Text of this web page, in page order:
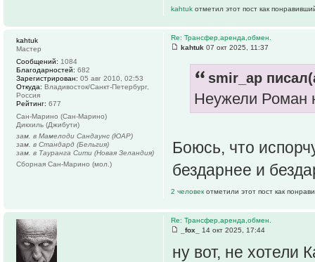
kahtuk отметил этот пост как
Re: Трансфер,аренда,обмен.
kahtuk 07 окт 2025, 11:37
smir_ap
Неужели Роман
Боюсь, что
бездарнее и
2 человек отметили этот пост как
kahtuk
Мастер
Сообщений: 1084
Благодарностей: 682
Зарегистрирован: 05 авг 2010, 02:53
Откуда: Владивосток/Санкт-Петербург,
Россия
Рейтинг: 677
Сан-Марино (Сан-Марино)
Дикхиль (Джибути)
зам. в Мамелоди Сандаунс (ЮАР)
зам. в Стандард (Бельгия)
зам. в Тауранга Сити (Новая Зеландия)
Сборная Сан-Марино (мол.)
Re: Трансфер,аренда,обмен.
_fox_
14 окт 2025, 17:44
ну вот, не хотели